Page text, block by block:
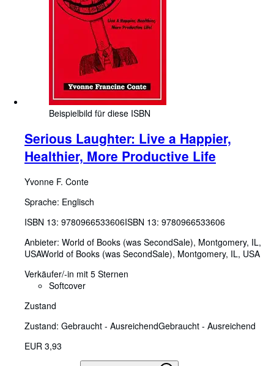
Beispielbild für diese ISBN
Serious Laughter: Live a Happier,
Healthier, More Productive Life
Yvonne F. Conte
Sprache: Englisch
ISBN 13: 9780966533606ISBN 13: 9780966533606
Anbieter: World of Books (was SecondSale), Montgomery, IL,
USAWorld of Books (was SecondSale), Montgomery, IL, USA
Verkäufer/-in mit 5 Sternen
Softcover
Zustand
Zustand: Gebraucht - AusreichendGebraucht - Ausreichend
EUR 3,93